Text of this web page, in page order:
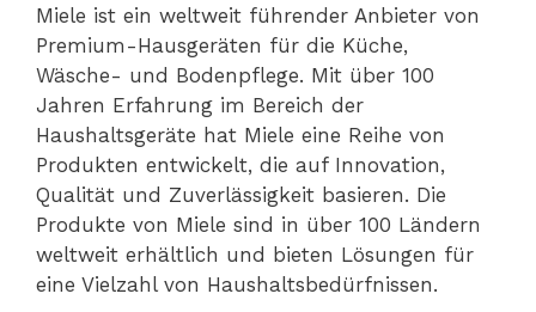
Miele ist ein weltweit führender Anbieter von
Premium-Hausgeräten für die Küche,
Wäsche- und Bodenpflege. Mit über 100
Jahren Erfahrung im Bereich der
Haushaltsgeräte hat Miele eine Reihe von
Produkten entwickelt, die auf Innovation,
Qualität und Zuverlässigkeit basieren. Die
Produkte von Miele sind in über 100 Ländern
weltweit erhältlich und bieten Lösungen für
eine Vielzahl von Haushaltsbedürfnissen.